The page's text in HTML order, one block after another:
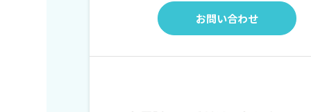
お問い合わせ